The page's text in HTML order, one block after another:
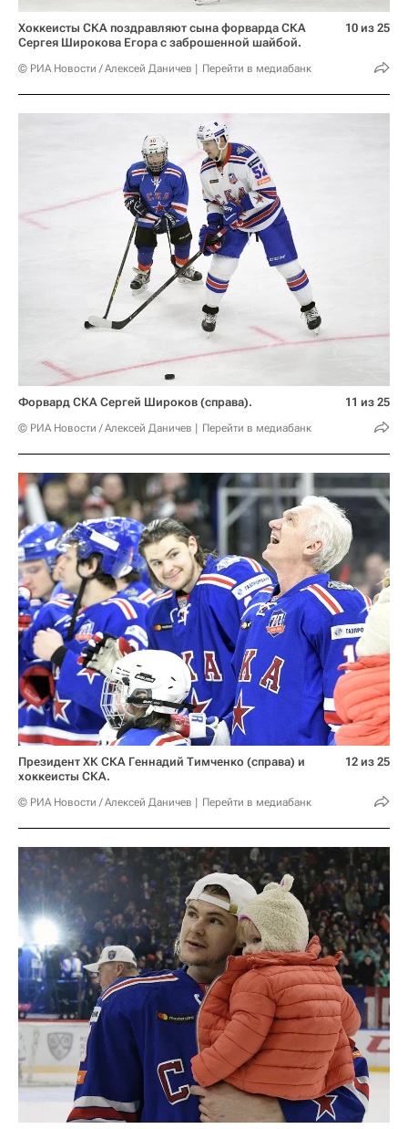
Хоккеисты СКА поздравляют сына форварда СКА
Сергея Широкова Егора с заброшенной шайбой.
© РИА Новости / Алексей Даничев Перейти в медиабанк
10 из 25
Форвард СКА Сергей Широков (справа).
© РИА Новости / Алексей Даничев Перейти в медиабанк
11 из 25
Президент ХК СКА Геннадий Тимченко (справа) и
хоккеисты СКА.
© РИА Новости / Алексей Даничев Перейти в медиабанк
12 из 25